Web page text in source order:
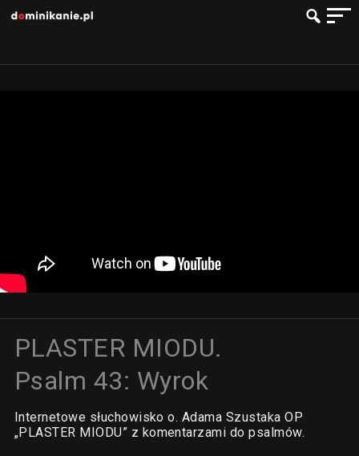
PLASTER MIODU.
Psalm 43: Wyrok
Internetowe słuchowisko o. Adama Szustaka OP
„PLASTER MIODU” z komentarzami do psalmów.